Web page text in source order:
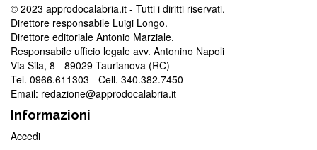
© 2023 approdocalabria.it - Tutti i diritti riservati.
Direttore responsabile Luigi Longo.
Direttore editoriale Antonio Marziale.
Responsabile ufficio legale avv. Antonino Napoli
Via Sila, 8 - 89029 Taurianova (RC)
Tel. 0966.611303 - Cell. 340.382.7450
Email: redazione@approdocalabria.it
Informazioni
Accedi